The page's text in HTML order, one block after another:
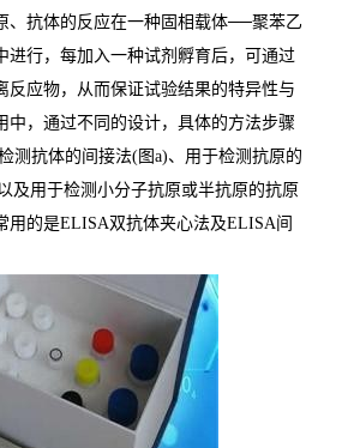
、抗体的反应在一种固相载体──聚苯乙
进行，每加入一种试剂孵育后，可通过
反应物，从而保证试验结果的特异性与
中，通过不同的设计，具体的方法步骤
测抗体的间接法(图a)、用于检测抗原的
及用于检测小分子抗原或半抗原的抗原
用的是ELISA双抗体夹心法及ELISA间